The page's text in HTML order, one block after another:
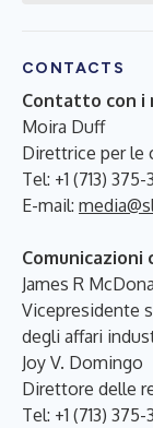
CONTACTS
Contatto con i
Moira Duff
Direttrice per le
Tel: +1 (713)
E-mail:
James R
Vicepresidente
degli affari
Joy V. Domingo
Direttore delle
Tel: +1 (713) 375-